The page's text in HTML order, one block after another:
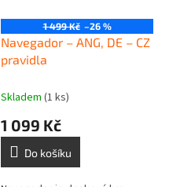
1 499 Kč –26 %
Navegador – ANG, DE – CZ
pravidla
Skladem (1 ks)
1 099 Kč
Do košíku